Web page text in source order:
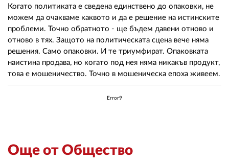
Когато политиката е сведена единствено до опаковки, не
можем да очакваме каквото и да е решение на истинските
проблеми. Точно обратното - ще бъдем давени отново и
отново в тях. Защото на политическата сцена вече няма
решения. Само опаковки. И те триумфират. Опаковката
наистина продава, но когато под нея няма никакъв продукт,
това е мошеничество. Точно в мошеническа епоха живеем.
Error9
Още от Общество